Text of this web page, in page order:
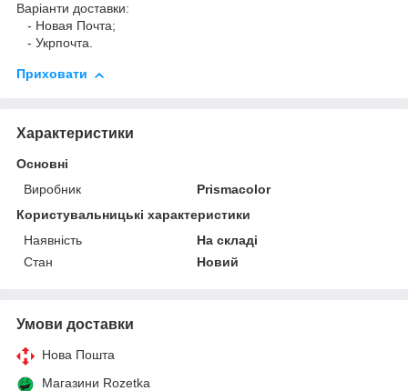
Варіанти доставки:
- Новая Почта;
- Укрпочта.
Приховати
Характеристики
Основні
Виробник
Prismacolor
Користувальницькі характеристики
Наявність
На складі
Стан
Новий
Умови доставки
Нова Пошта
Магазини Rozetka